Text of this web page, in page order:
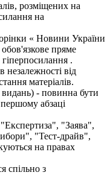
розміщених на
на
« Новини України
обов'язкове пряме
.
від
матеріалів.
видань) - повинна бути
абзаці
"Заява",
"Тест-драйв",
на правах
спільно з